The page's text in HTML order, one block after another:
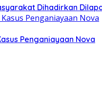
Dihadirkan
Penganiayaan Nova